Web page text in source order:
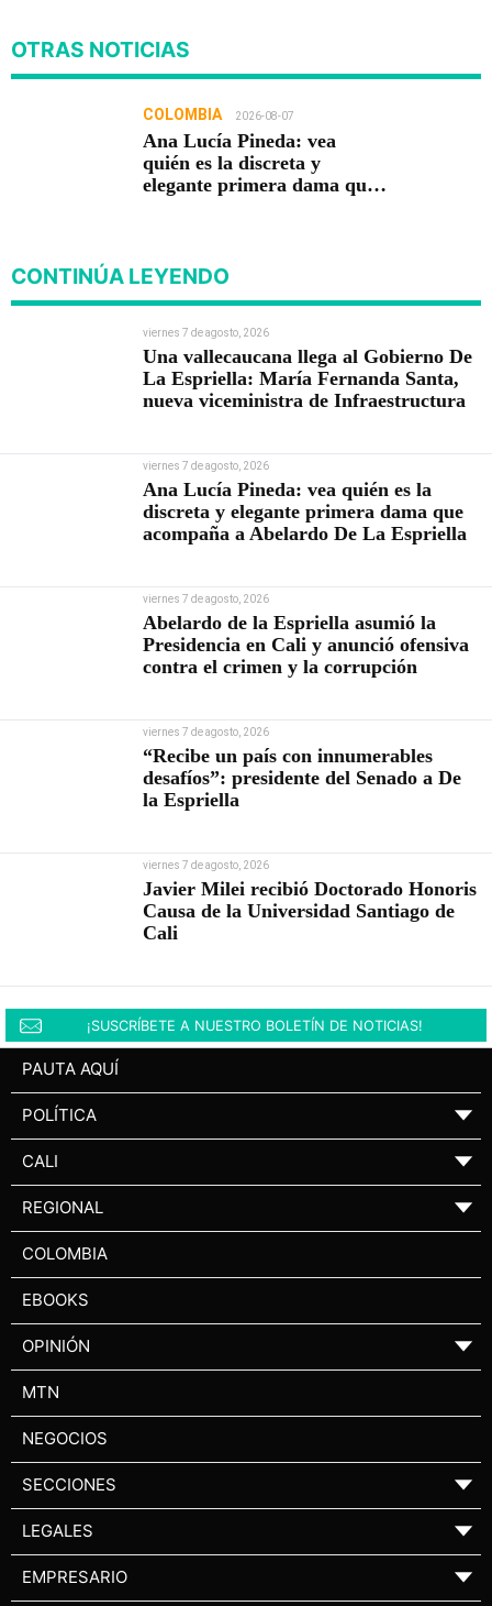
OTRAS NOTICIAS
COLOMBIA 2026-08-07
Ana Lucía Pineda: vea
quién es la discreta y
elegante primera dama que
CONTINÚA LEYENDO
viernes 7 de agosto, 2026
Una vallecaucana llega al Gobierno De
La Espriella: María Fernanda Santa,
nueva viceministra de Infraestructura
viernes 7 de agosto, 2026
Ana Lucía Pineda: vea quién es la
discreta y elegante primera dama que
acompaña a Abelardo De La Espriella
viernes 7 de agosto, 2026
Abelardo de la Espriella asumió la
Presidencia en Cali y anunció ofensiva
contra el crimen y la corrupción
viernes 7 de agosto, 2026
“Recibe un país con innumerables
desafíos”: presidente del Senado a De
la Espriella
viernes 7 de agosto, 2026
Javier Milei recibió Doctorado Honoris
Causa de la Universidad Santiago de
Cali
¡SUSCRÍBETE A NUESTRO BOLETÍN DE NOTICIAS!
PAUTA AQUÍ
POLÍTICA ▼
CALI ▼
REGIONAL ▼
COLOMBIA
EBOOKS
OPINIÓN ▼
MTN
NEGOCIOS
SECCIONES ▼
LEGALES ▼
EMPRESARIO ▼